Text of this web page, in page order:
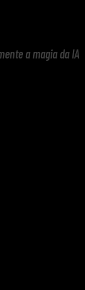
a magia da IA